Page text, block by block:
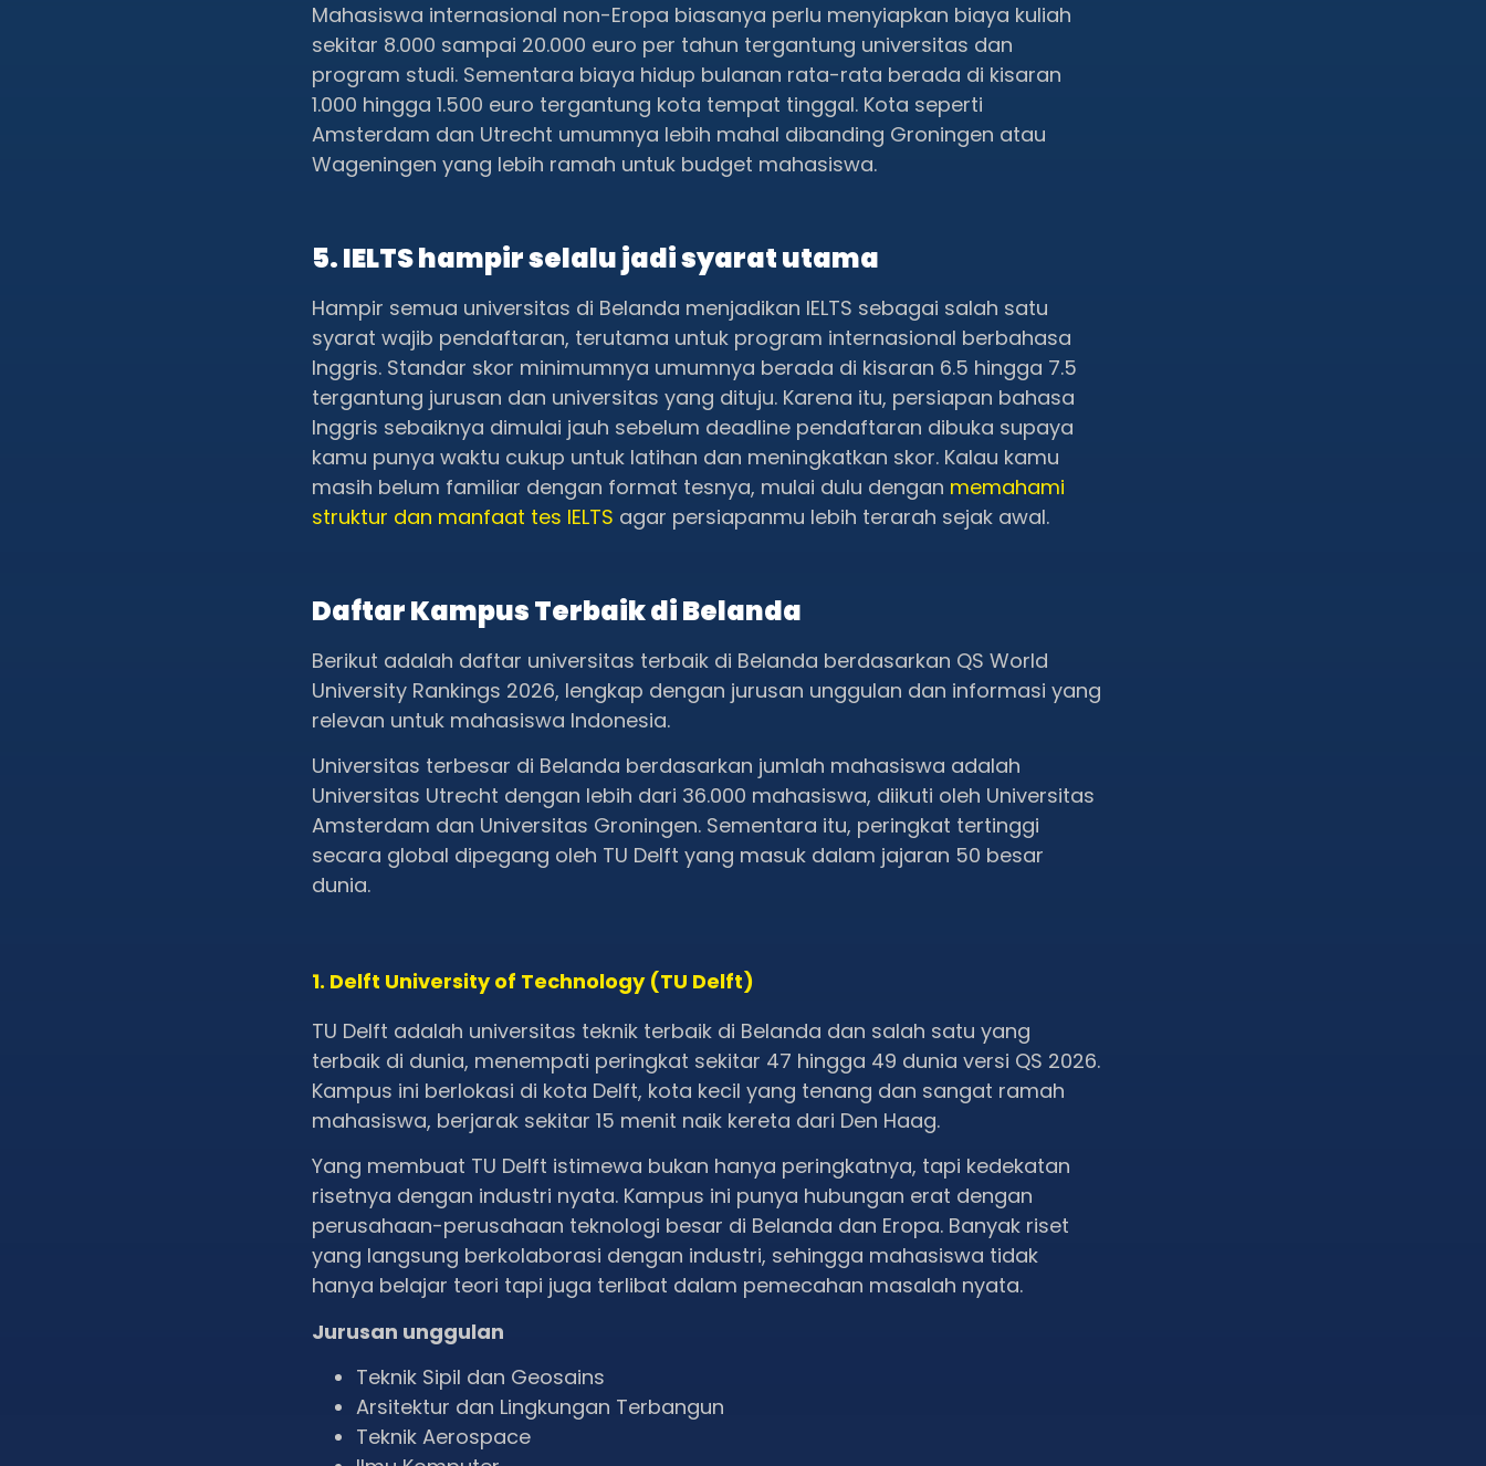
Mahasiswa internasional non-Eropa biasanya perlu menyiapkan biaya kuliah
sekitar 8.000 sampai 20.000 euro per tahun tergantung universitas dan
program studi. Sementara biaya hidup bulanan rata-rata berada di kisaran
1.000 hingga 1.500 euro tergantung kota tempat tinggal. Kota seperti
Amsterdam dan Utrecht umumnya lebih mahal dibanding Groningen atau
Wageningen yang lebih ramah untuk budget mahasiswa.
5. IELTS hampir selalu jadi syarat utama
Hampir semua universitas di Belanda menjadikan IELTS sebagai salah satu
syarat wajib pendaftaran, terutama untuk program internasional berbahasa
Inggris. Standar skor minimumnya umumnya berada di kisaran 6.5 hingga 7.5
tergantung jurusan dan universitas yang dituju. Karena itu, persiapan bahasa
Inggris sebaiknya dimulai jauh sebelum deadline pendaftaran dibuka supaya
kamu punya waktu cukup untuk latihan dan meningkatkan skor. Kalau kamu
masih belum familiar dengan format tesnya, mulai dulu dengan memahami
struktur dan manfaat tes IELTS agar persiapanmu lebih terarah sejak awal.
Daftar Kampus Terbaik di Belanda
Berikut adalah daftar universitas terbaik di Belanda berdasarkan QS World
University Rankings 2026, lengkap dengan jurusan unggulan dan informasi yang
relevan untuk mahasiswa Indonesia.
Universitas terbesar di Belanda berdasarkan jumlah mahasiswa adalah
Universitas Utrecht dengan lebih dari 36.000 mahasiswa, diikuti oleh Universitas
Amsterdam dan Universitas Groningen. Sementara itu, peringkat tertinggi
secara global dipegang oleh TU Delft yang masuk dalam jajaran 50 besar
dunia.
1. Delft University of Technology (TU Delft)
TU Delft adalah universitas teknik terbaik di Belanda dan salah satu yang
terbaik di dunia, menempati peringkat sekitar 47 hingga 49 dunia versi QS 2026.
Kampus ini berlokasi di kota Delft, kota kecil yang tenang dan sangat ramah
mahasiswa, berjarak sekitar 15 menit naik kereta dari Den Haag.
Yang membuat TU Delft istimewa bukan hanya peringkatnya, tapi kedekatan
risetnya dengan industri nyata. Kampus ini punya hubungan erat dengan
perusahaan-perusahaan teknologi besar di Belanda dan Eropa. Banyak riset
yang langsung berkolaborasi dengan industri, sehingga mahasiswa tidak
hanya belajar teori tapi juga terlibat dalam pemecahan masalah nyata.
Jurusan unggulan
Teknik Sipil dan Geosains
Arsitektur dan Lingkungan Terbangun
Teknik Aerospace